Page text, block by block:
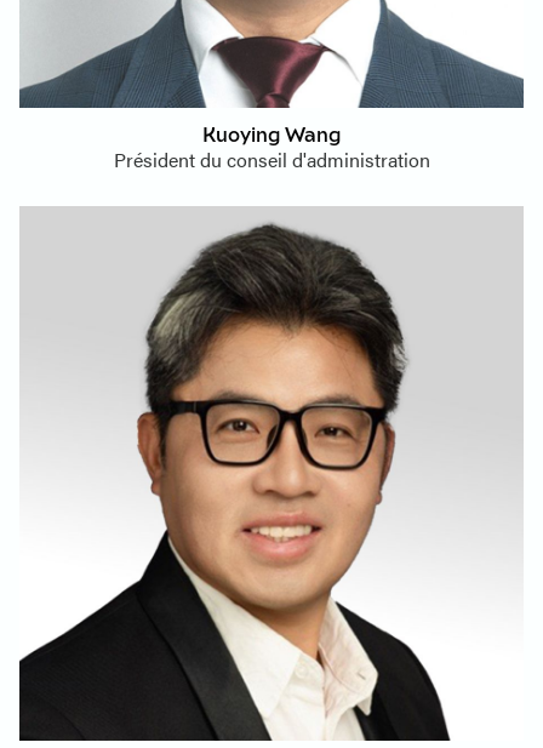
Kuoying Wang
Président du conseil d'administration